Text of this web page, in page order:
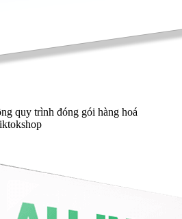
quy trình đóng gói hàng hoá